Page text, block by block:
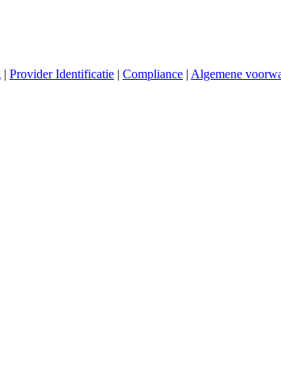
| Provider Identificatie | Compliance | Algemene